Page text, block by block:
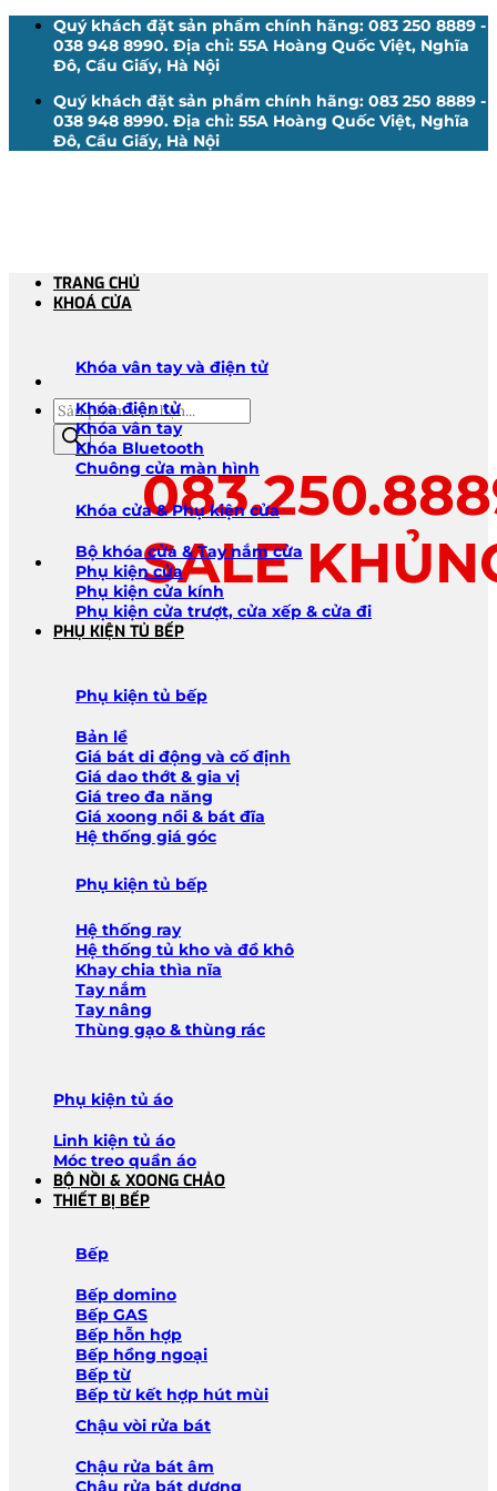
Quý khách đặt sản phẩm chính hãng: 083 250 8889 -
038 948 8990. Địa chỉ: 55A Hoàng Quốc Việt, Nghĩa
Đô, Cầu Giấy, Hà Nội
Quý khách đặt sản phẩm chính hãng: 083 250 8889 -
038 948 8990. Địa chỉ: 55A Hoàng Quốc Việt, Nghĩa
Đô, Cầu Giấy, Hà Nội
Tìm
kiếm
sản
phẩm
SALE
TRANG CHỦ
KHOÁ CỬA
Khóa vân tay và điện tử
Khóa điện tử
Khóa vân tay
Khóa Bluetooth
Chuông cửa màn hình
Khóa cửa & Phụ kiện cửa
Bộ khóa cửa & Tay nắm cửa
Phụ kiện cửa
Phụ kiện cửa kính
Phụ kiện cửa trượt, cửa xếp & cửa đi
PHỤ KIỆN TỦ BẾP
Phụ kiện tủ bếp
Bản lề
Giá bát di động và cố định
Giá dao thớt & gia vị
Giá treo đa năng
Giá xoong nồi & bát đĩa
Hệ thống giá góc
Phụ kiện tủ bếp
Hệ thống ray
Hệ thống tủ kho và đồ khô
Khay chia thìa nĩa
Tay nắm
Tay nâng
Thùng gạo & thùng rác
Phụ kiện tủ áo
Linh kiện tủ áo
Móc treo quần áo
BỘ NỒI & XOONG CHẢO
THIẾT BỊ BẾP
Bếp
Bếp domino
Bếp GAS
Bếp hỗn hợp
Bếp hồng ngoại
Bếp từ
Bếp từ kết hợp hút mùi
Chậu vòi rửa bát
Chậu rửa bát âm
Chậu rửa bát dương